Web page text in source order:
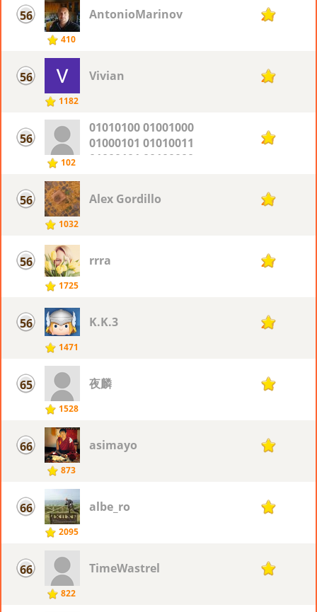
56
410
AntonioMarinov 20
56
1182
Vivian 20
56
102
01010100 01001000
01000101 01010011
01000101 00100000
00100000 01000111
20
56
1032
Alex Gordillo 20
56
1725
rrra 20
56
1471
K.K.3 20
65
1528
夜麟 18
66
873
asimayo 17
66
2095
albe_ro 17
66
822
TimeWastrel 17